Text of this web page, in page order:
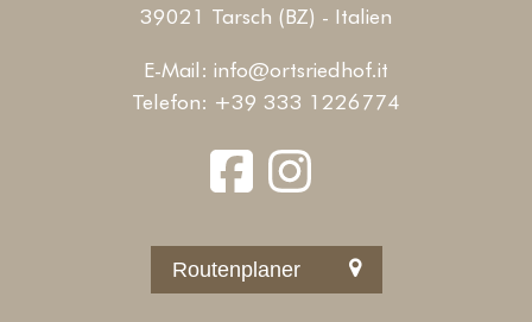
39021 Tarsch (BZ) - Italien
E-Mail: info@ortsriedhof.it
Telefon: +39 333 1226774
Routenplaner